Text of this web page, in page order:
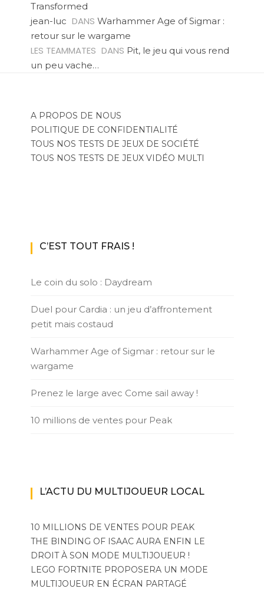
Transformed
jean-luc DANS Warhammer Age of Sigmar :
retour sur le wargame
LES TEAMMATES DANS Pit, le jeu qui vous rend
un peu vache…
A PROPOS DE NOUS
POLITIQUE DE CONFIDENTIALITÉ
TOUS NOS TESTS DE JEUX DE SOCIÉTÉ
TOUS NOS TESTS DE JEUX VIDÉO MULTI
C’EST TOUT FRAIS !
Le coin du solo : Daydream
Duel pour Cardia : un jeu d’affrontement
petit mais costaud
Warhammer Age of Sigmar : retour sur le
wargame
Prenez le large avec Come sail away !
10 millions de ventes pour Peak
L’ACTU DU MULTIJOUEUR LOCAL
10 MILLIONS DE VENTES POUR PEAK
THE BINDING OF ISAAC AURA ENFIN LE
DROIT À SON MODE MULTIJOUEUR !
LEGO FORTNITE PROPOSERA UN MODE
MULTIJOUEUR EN ÉCRAN PARTAGÉ